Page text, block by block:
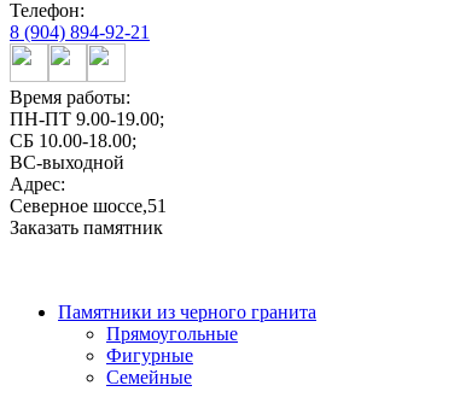
Телефон:
8 (904) 894-92-21
Время работы:
ПН-ПТ 9.00-19.00;
СБ 10.00-18.00;
ВС-выходной
Адрес:
Северное шоссе,51
Заказать памятник
Памятники из черного гранита
Прямоугольные
Фигурные
Семейные